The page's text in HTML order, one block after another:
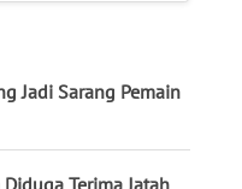
Jadi Sarang Pemain